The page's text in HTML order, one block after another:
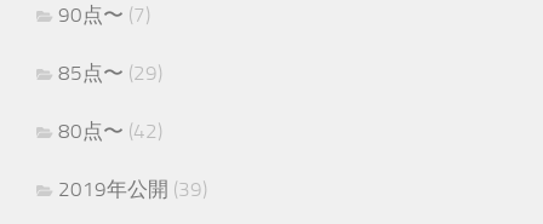
90点〜 (7)
85点〜 (29)
80点〜 (42)
2019年公開 (39)